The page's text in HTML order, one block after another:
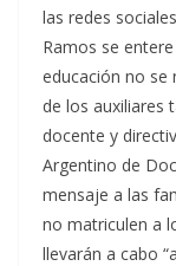
las redes
Ramos se
educación no se
de los auxiliares
docente y
Argentino de
mensaje a las
no matriculen a
llevarán a cabo